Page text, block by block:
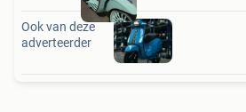
Ook van deze
adverteerder